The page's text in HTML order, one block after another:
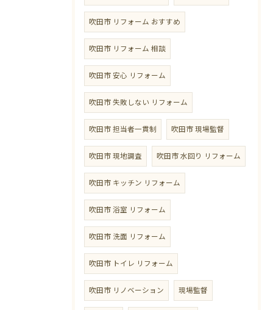
吹田市 リフォーム おすすめ
吹田市 リフォーム 相談
吹田市 安心 リフォーム
吹田市 失敗しない リフォーム
吹田市 担当者一貫制 吹田市 現場監督
吹田市 現地調査 吹田市 水回り リフォーム
吹田市 キッチン リフォーム
吹田市 浴室 リフォーム
吹田市 洗面 リフォーム
吹田市 トイレ リフォーム
吹田市 リノベーション 現場監督